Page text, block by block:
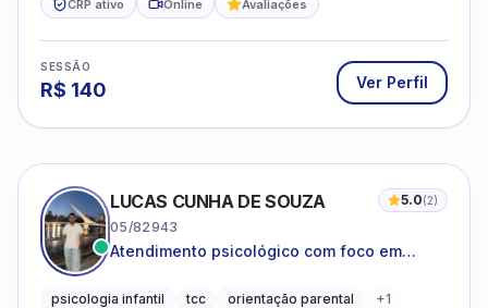
CRP ativo Online Avaliações
SESSÃO
R$ 140 Ver Perfil
LUCAS CUNHA DE SOUZA 5.0(2)
05/82943
Atendimento psicológico com foco em
promovendo equilíbrio emocional e
psicologia infantil tcc orientação parental +1